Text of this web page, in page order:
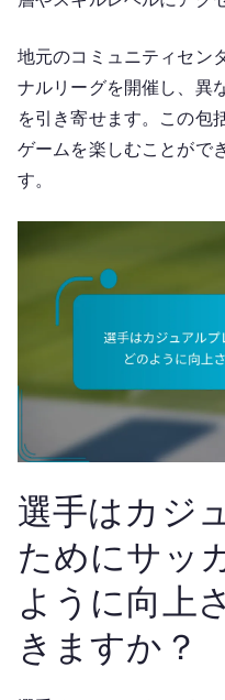
地元のコミュニティセン
ナルリーグを開催し、異
を引き寄せます。この包
ゲームを楽しむことがで
す。
選手はカジ
ためにサッ
ように向上
きますか？